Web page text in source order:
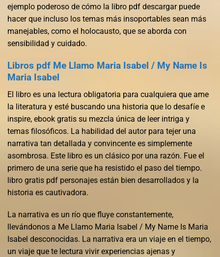
ejemplo poderoso de cómo la libro pdf descargar puede
hacer que incluso los temas más insoportables sean más
manejables, como el holocausto, que se aborda con
sensibilidad y cuidado.
Libros pdf Me Llamo Maria Isabel / My Name Is
Maria Isabel
El libro es una lectura obligatoria para cualquiera que ame
la literatura y esté buscando una historia que lo desafíe e
inspire, ebook gratis su mezcla única de leer intriga y
temas filosóficos. La habilidad del autor para tejer una
narrativa tan detallada y convincente es simplemente
asombrosa. Este libro es un clásico por una razón. Fue el
primero de una serie que ha resistido el paso del tiempo.
libro gratis pdf personajes están bien desarrollados y la
historia es cautivadora.
La narrativa es un río que fluye constantemente,
llevándonos a Me Llamo Maria Isabel / My Name Is Maria
Isabel desconocidas. La narrativa era un viaje en el tiempo,
un viaje que te lectura vivir experiencias ajenas y